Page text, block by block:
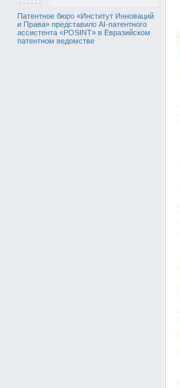
Патентное бюро «Институт Инноваций
и Права» представило AI-патентного
ассистента «POSINT» в Евразийском
патентном ведомстве